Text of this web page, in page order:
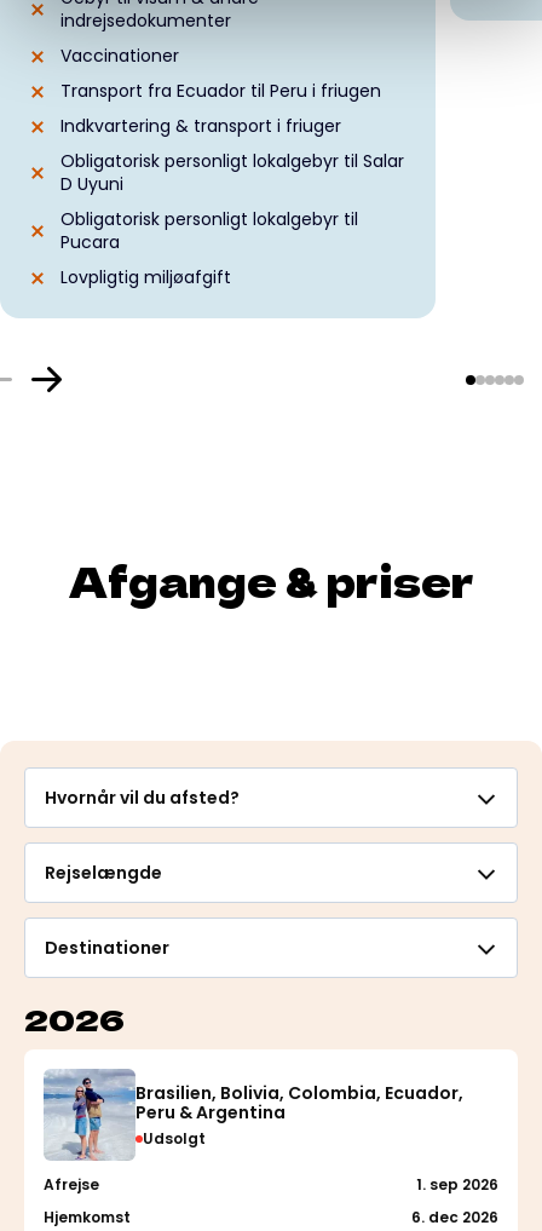
indrejsedokumenter
Vaccinationer
Transport fra Ecuador til Peru i friugen
Indkvartering & transport i friuger
Obligatorisk personligt lokalgebyr til Salar
D Uyuni
Obligatorisk personligt lokalgebyr til
Pucara
Lovpligtig miljøafgift
Afgange & priser
Hvornår vil du afsted?
Rejselængde
Destinationer
2026
Brasilien, Bolivia, Colombia, Ecuador,
Peru & Argentina
Udsolgt
Afrejse
1. sep 2026
Hjemkomst
6. dec 2026